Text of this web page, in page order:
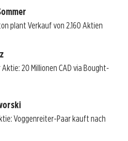
plant Verkauf von 2.160 Aktien
20 Millionen CAD via Bought-
Voggenreiter-Paar kauft nach